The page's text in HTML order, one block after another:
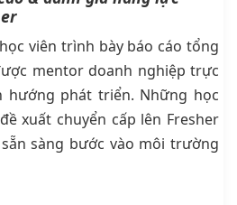
viên trình bày báo cáo tổng
mentor doanh nghiệp trực
hướng phát triển. Những học
xuất chuyển cấp lên Fresher
sẵn sàng bước vào môi trường